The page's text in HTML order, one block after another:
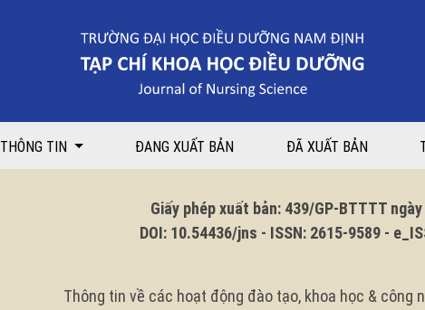
THÔNG TIN ĐANG XUẤT BẢN ĐÃ XUẤT BẢN
Giấy phép xuất bản: 439/GP-BTTTT ngày
DOI: 10.54436/jns - ISSN: 2615-9589 -
Thông tin về các hoạt động đào tạo, khoa học & công